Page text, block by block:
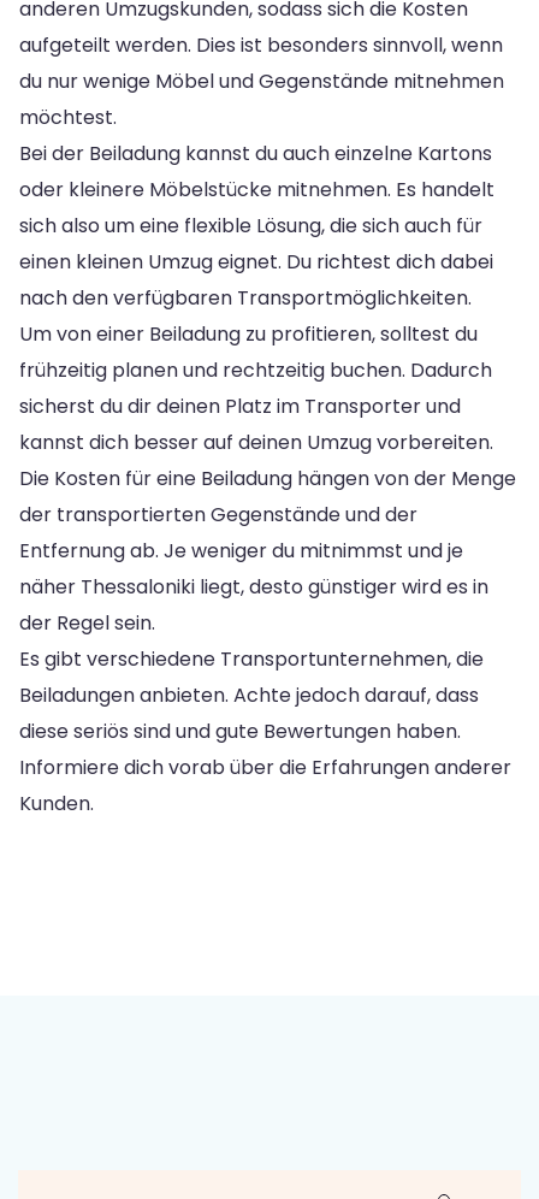
anderen Umzugskunden, sodass sich die Kosten
aufgeteilt werden. Dies ist besonders sinnvoll, wenn
du nur wenige Möbel und Gegenstände mitnehmen
möchtest.
Bei der Beiladung kannst du auch einzelne Kartons
oder kleinere Möbelstücke mitnehmen. Es handelt
sich also um eine flexible Lösung, die sich auch für
einen kleinen Umzug eignet. Du richtest dich dabei
nach den verfügbaren Transportmöglichkeiten.
Um von einer Beiladung zu profitieren, solltest du
frühzeitig planen und rechtzeitig buchen. Dadurch
sicherst du dir deinen Platz im Transporter und
kannst dich besser auf deinen Umzug vorbereiten.
Die Kosten für eine Beiladung hängen von der Menge
der transportierten Gegenstände und der
Entfernung ab. Je weniger du mitnimmst und je
näher Thessaloniki liegt, desto günstiger wird es in
der Regel sein.
Es gibt verschiedene Transportunternehmen, die
Beiladungen anbieten. Achte jedoch darauf, dass
diese seriös sind und gute Bewertungen haben.
Informiere dich vorab über die Erfahrungen anderer
Kunden.